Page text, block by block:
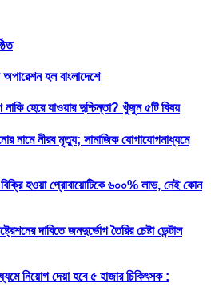
অপারেশন হল বাংলাদেশে
হেরে যাওয়ার দুশ্চিন্তা? খুঁজুন ৫টি বিষয়
নামে নীরব মৃত্যু; সামাজিক যোগাযোগমাধ্যমে
বিক্রি হওয়া প্রোবায়োটিকে ৬০০% লাভ, নেই কোন
দাবিতে জনদুর্ভোগ তৈরির চেষ্টা ডেন্টাল
নিয়োগ দেয়া হবে ৫ হাজার চিকিৎসক :